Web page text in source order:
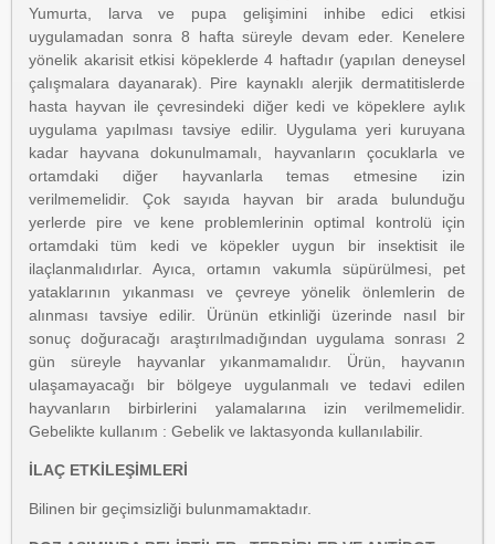
Yumurta, larva ve pupa gelişimini inhibe edici etkisi
uygulamadan sonra 8 hafta süreyle devam eder. Kenelere
yönelik akarisit etkisi köpeklerde 4 haftadır (yapılan deneysel
çalışmalara dayanarak). Pire kaynaklı alerjik dermatitislerde
hasta hayvan ile çevresindeki diğer kedi ve köpeklere aylık
uygulama yapılması tavsiye edilir. Uygulama yeri kuruyana
kadar hayvana dokunulmamalı, hayvanların çocuklarla ve
ortamdaki diğer hayvanlarla temas etmesine izin
verilmemelidir. Çok sayıda hayvan bir arada bulunduğu
yerlerde pire ve kene problemlerinin optimal kontrolü için
ortamdaki tüm kedi ve köpekler uygun bir insektisit ile
ilaçlanmalıdırlar. Ayıca, ortamın vakumla süpürülmesi, pet
yataklarının yıkanması ve çevreye yönelik önlemlerin de
alınması tavsiye edilir. Ürünün etkinliği üzerinde nasıl bir
sonuç doğuracağı araştırılmadığından uygulama sonrası 2
gün süreyle hayvanlar yıkanmamalıdır. Ürün, hayvanın
ulaşamayacağı bir bölgeye uygulanmalı ve tedavi edilen
hayvanların birbirlerini yalamalarına izin verilmemelidir.
Gebelikte kullanım : Gebelik ve laktasyonda kullanılabilir.
İLAÇ ETKİLEŞİMLERİ
Bilinen bir geçimsizliği bulunmamaktadır.